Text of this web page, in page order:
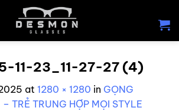
11-23_11-27-27 (4)
at 1280 × 1280 in GỌNG
TRẺ TRUNG HỢP MỌI STYLE